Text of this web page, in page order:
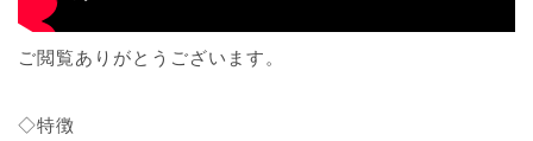
ご閲覧ありがとうございます。
◇特徴